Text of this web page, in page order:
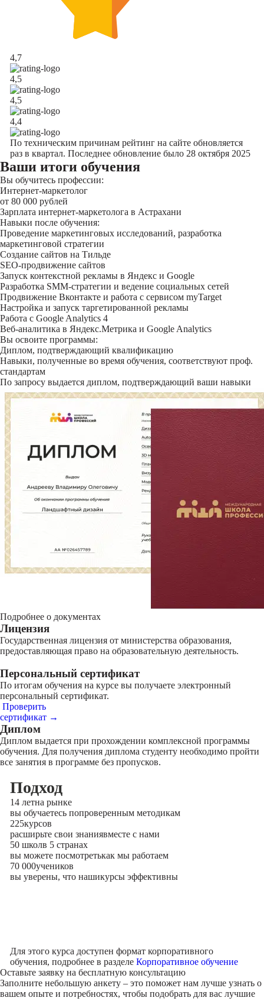
4,7
4,5
4,5
4,4
По техническим причинам рейтинг на сайте обновляется
раз в квартал. Последнее обновление было 28 октября 2025
Ваши итоги обучения
Вы обучитесь профессии:
Интернет-маркетолог
от 80 000 рублей
Зарплата интернет-маркетолога в Астрахани
Навыки после обучения:
Проведение маркетинговых исследований, разработка
маркетинговой стратегии
Создание сайтов на Тильде
SEO-продвижение сайтов
Запуск контекстной рекламы в Яндекс и Google
Разработка SMM-стратегии и ведение социальных сетей
Продвижение Вконтакте и работа с сервисом myTarget
Настройка и запуск таргетированной рекламы
Работа с Google Analytics 4
Веб-аналитика в Яндекс.Метрика и Google Analytics
Вы освоите программы:
Диплом, подтверждающий квалификацию
Навыки, полученные во время обучения, соответствуют проф.
стандартам
По запросу выдается диплом, подтверждающий ваши навыки
Подробнее о документах
Лицензия
Государственная лицензия от министерства образования,
предоставляющая право на образовательную деятельность.
Персональный сертификат
По итогам обучения на курсе вы получаете электронный
персональный сертификат.
Проверить
сертификат →
Диплом
Диплом выдается при прохождении комплексной программы
обучения. Для получения диплома студенту необходимо пройти
все занятия в программе без пропусков.
Подход
14 летна рынке
вы обучаетесь попроверенным методикам
225курсов
расширьте свои знаниявместе с нами
50 школв 5 странах
вы можете посмотретькак мы работаем
70 000учеников
вы уверены, что нашикурсы эффективны
Для этого курса доступен формат корпоративного
обучения, подробнее в разделе Корпоративное обучение
Оставьте заявку на бесплатную консультацию
Заполните небольшую анкету – это поможет нам лучше узнать о
вашем опыте и потребностях, чтобы подобрать для вас лучшие